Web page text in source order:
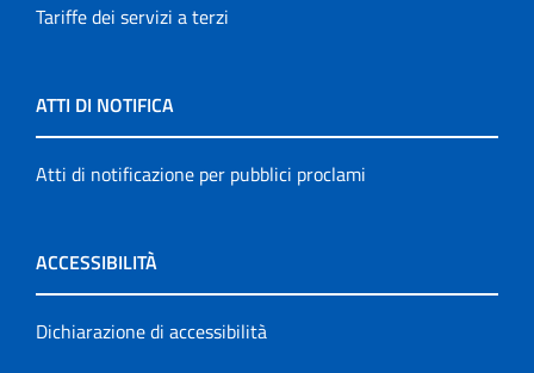
Tariffe dei servizi a terzi
ATTI DI NOTIFICA
Atti di notificazione per pubblici proclami
ACCESSIBILITÀ
Dichiarazione di accessibilità